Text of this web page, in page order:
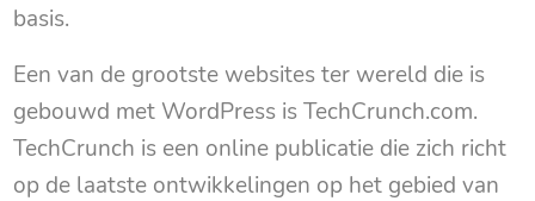
basis.
Een van de grootste websites ter wereld die is
gebouwd met WordPress is TechCrunch.com.
TechCrunch is een online publicatie die zich richt
op de laatste ontwikkelingen op het gebied van